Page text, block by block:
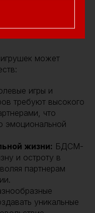
может
игры и
требуют высокого
что
эмоциональной
жизни: БДСМ-
и остроту в
партнерам
уникальные